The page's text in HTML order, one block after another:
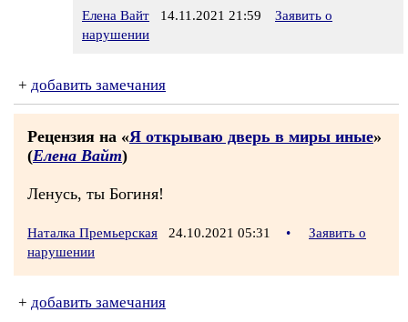
Елена Вайт 14.11.2021 21:59
Заявить о
нарушении
+ добавить замечания
Рецензия на «Я открываю дверь в миры иные»
(Елена Вайт)
Ленусь, ты Богиня!
Наталка Премьерская 24.10.2021 05:31 •
Заявить о
нарушении
+ добавить замечания